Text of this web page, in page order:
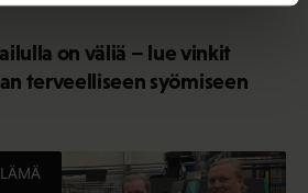
on väliä – lue vinkit
terveelliseen syömiseen